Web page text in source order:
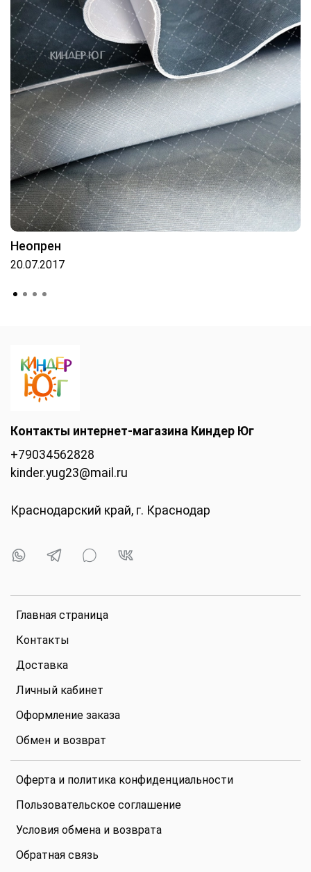
Неопрен
20.07.2017
Главная страница
Контакты
Доставка
Личный кабинет
Оформление заказа
Обмен и возврат
Оферта и политика конфиденциальности
Пользовательское соглашение
Условия обмена и возврата
Обратная связь
Контакты интернет-магазина Киндер Юг
+79034562828
kinder.yug23@mail.ru
Краснодарский край, г. Краснодар